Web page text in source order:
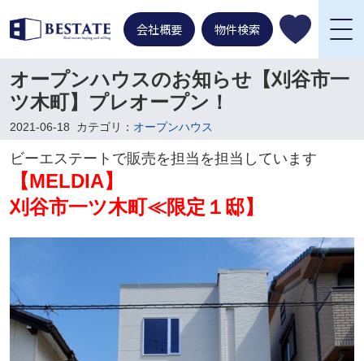
会社概要 物件検索
オープンハウスのお知らせ【刈谷市一
ツ木町】プレオープン！
2021-06-18 カテゴリ： オープンハウス
ビーエステートで販売を担当を担当しています
【MELDIA】
刈谷市一ツ木町≪限定１邸】